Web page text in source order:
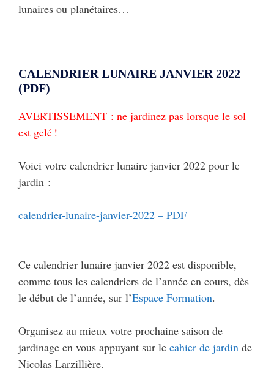
lunaires ou planétaires…
CALENDRIER LUNAIRE JANVIER 2022
(PDF)
AVERTISSEMENT : ne jardinez pas lorsque le sol
est gelé !
Voici votre calendrier lunaire janvier 2022 pour le
jardin :
calendrier-lunaire-janvier-2022 – PDF
Ce calendrier lunaire janvier 2022 est disponible,
comme tous les calendriers de l’année en cours, dès
le début de l’année, sur l’Espace Formation.
Organisez au mieux votre prochaine saison de
jardinage en vous appuyant sur le cahier de jardin de
Nicolas Larzillière.